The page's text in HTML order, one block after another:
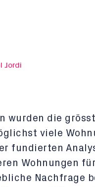
Jordi
wurden die
viele
fundierten
Wohnungen
Nachfrage